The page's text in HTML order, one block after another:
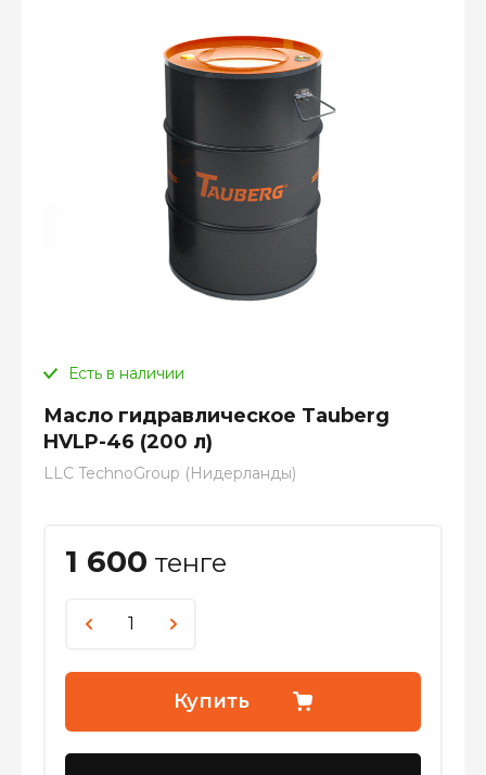
Есть в наличии
Масло гидравлическое Tauberg
HVLP-46 (200 л)
LLC TechnoGroup (Нидерланды)
1 600 тенге
Купить